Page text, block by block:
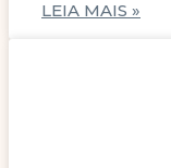
LEIA MAIS »